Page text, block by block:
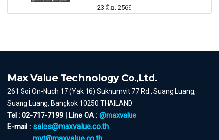
23 มิ.ย. 2569
Max Value Technology Co.,Ltd.
261 Soi On-Nuch 17 (Yak 16) Sukhumvit 77 Rd., Suang Luang,
Suang Luang, Bangkok 10250 THAILAND
Tel : 02-717-7199 | Line OA : @maxvalue
E-mail : sales@maxvalue.co.th